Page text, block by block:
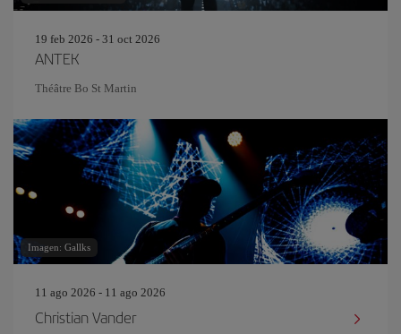
19 feb 2026 - 31 oct 2026
ANTEK
Théâtre Bo St Martin
Imagen: Gallks
11 ago 2026 - 11 ago 2026
Christian Vander